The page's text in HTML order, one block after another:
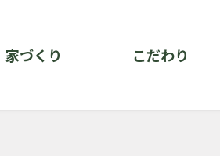
家づくり こだわり